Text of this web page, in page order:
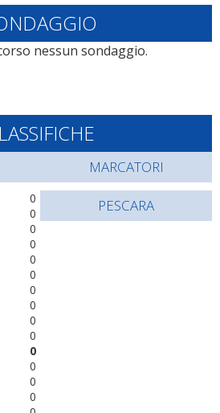
nessun sondaggio.
0
0
0
0
0
0
0
0
0
0
0
0
0
0
MARCATORI
PESCARA